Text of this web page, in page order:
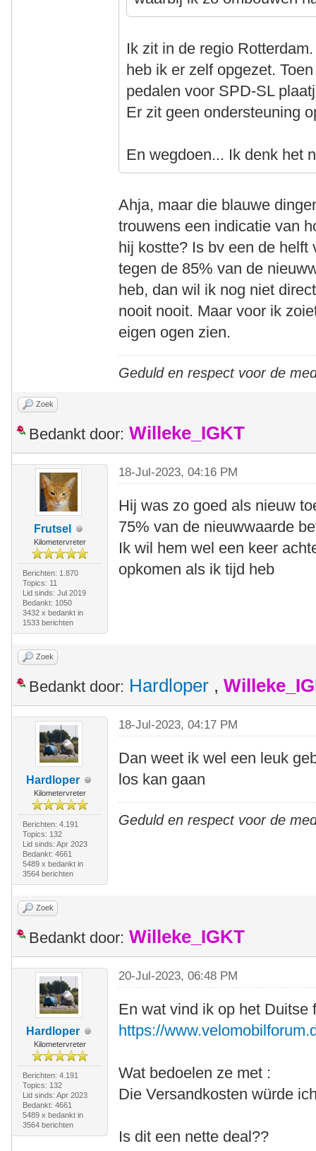
Ik zit in de regio
heb ik er zelf opgezet.
pedalen voor SPD-SL
Er zit geen ondersteuning
En wegdoen... Ik denk het
Ahja, maar die blauwe
trouwens een indicatie van
hij kostte? Is bv een de
tegen de 85% van de
heb, dan wil ik nog niet
nooit nooit. Maar voor ik
eigen ogen zien.
Geduld en respect voor de
Zoek
Bedankt door: Willeke_IGKT
Frutsel
Kilometervreter
Berichten: 1.870
Topics: 11
Lid sinds: Jul 2019
Bedankt: 1050
3432 x bedankt in
1533 berichten
18-Jul-2023, 04:16 PM
Hij was zo goed als nieuw
75% van de nieuwwaarde
Ik wil hem wel een keer
opkomen als ik tijd heb
Zoek
Bedankt door: Hardloper ,
Hardloper
Kilometervreter
Berichten: 4.191
Topics: 132
Lid sinds: Apr 2023
Bedankt: 4661
5489 x bedankt in
3564 berichten
18-Jul-2023, 04:17 PM
Dan weet ik wel een leuk
los kan gaan
Geduld en respect voor de
Zoek
Bedankt door: Willeke_IGKT
Hardloper
Kilometervreter
Berichten: 4.191
Topics: 132
Lid sinds: Apr 2023
Bedankt: 4661
5489 x bedankt in
3564 berichten
20-Jul-2023, 06:48 PM
En wat vind ik op het Duitse
https://
Wat bedoelen ze met :
Die Versandkosten würde
Is dit een nette deal??